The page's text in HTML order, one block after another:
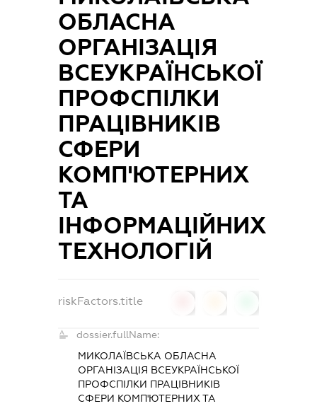
ОБЛАСНА
ОРГАНІЗАЦІЯ
ВСЕУКРАЇНСЬКОЇ
ПРОФСПІЛКИ
ПРАЦІВНИКІВ
СФЕРИ
КОМП'ЮТЕРНИХ
ТА
ІНФОРМАЦІЙНИХ
ТЕХНОЛОГІЙ
riskFactors.title
dossier.fullName:
МИКОЛАЇВСЬКА ОБЛАСНА
ОРГАНІЗАЦІЯ ВСЕУКРАЇНСЬКОЇ
ПРОФСПІЛКИ ПРАЦІВНИКІВ
СФЕРИ КОМП'ЮТЕРНИХ ТА